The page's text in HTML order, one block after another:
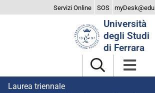
Servizi Online SOS myDesk@edu
Università
degli Studi
di Ferrara
Laurea triennale